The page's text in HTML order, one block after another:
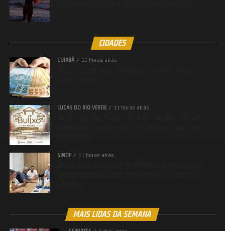
CIDADES
CUIABÁ 11 horas atrás
LUCAS DO RIO VERDE 11 horas atrás
SINOP 11 horas atrás
MAIS LIDAS DA SEMANA